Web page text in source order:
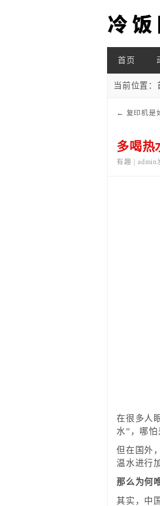
首页
当前位置：
← 复印机是
多喝热
有趣 | admin
在很多人
水”，哪
但在国外
温水进行
那么为何
其实，中